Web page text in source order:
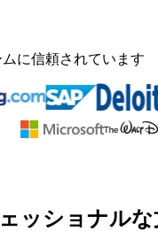
ムに信頼されています
ッショナル